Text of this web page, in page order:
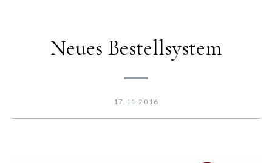
Neues Bestellsystem
17.11.2016